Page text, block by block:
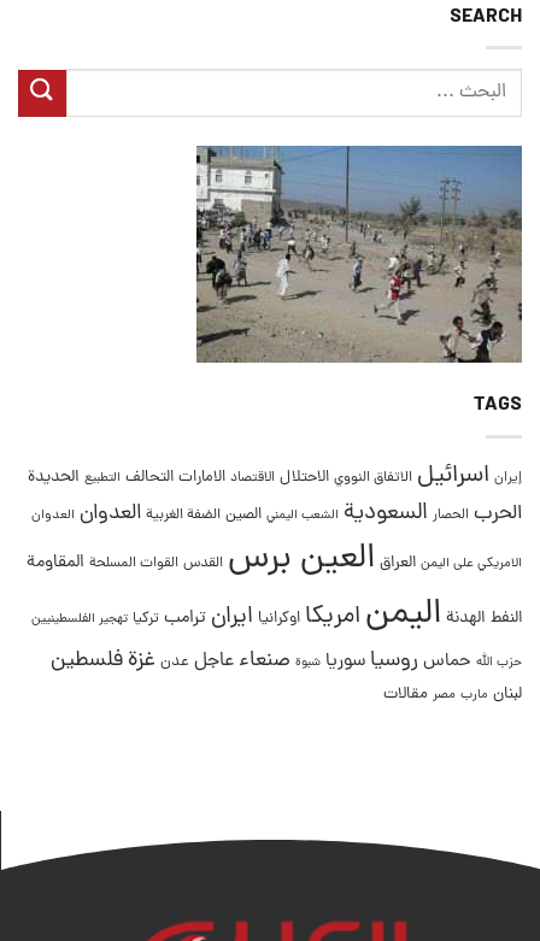
SEARCH
TAGS
إيران اسرائيل الاتفاق النووي الاحتلال الاقتصاد الامارات التحالف التطبيع الحديدة
الحرب الحصار السعودية الشعب اليمني الصين الضفة الغربية العدوان العدوان
الامريكي على اليمن العراق العين برس القدس القوات المسلحة المقاومة
النفط الهدنة اليمنامريكا اوكرانيا ايران ترامب تركيا تهجير الفلسطينيين
حزب الله حماس روسيا سوريا شبوة صنعاء عاجل عدن غزةفلسطين
لبنان مارب مصر مقالات